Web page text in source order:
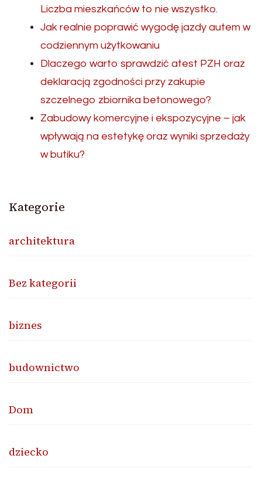
Liczba mieszkańców to nie wszystko.
Jak realnie poprawić wygodę jazdy autem w
codziennym użytkowaniu
Dlaczego warto sprawdzić atest PZH oraz
deklaracją zgodności przy zakupie
szczelnego zbiornika betonowego?
Zabudowy komercyjne i ekspozycyjne – jak
wpływają na estetykę oraz wyniki sprzedaży
w butiku?
Kategorie
architektura
Bez kategorii
biznes
budownictwo
Dom
dziecko